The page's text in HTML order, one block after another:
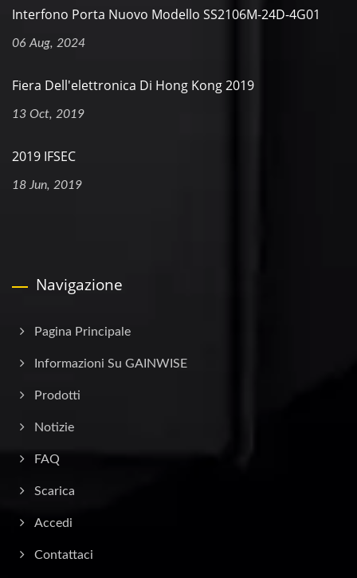
Interfono Porta Nuovo Modello SS2106M-24D-4G01
06 Aug, 2024
Fiera Dell'elettronica Di Hong Kong 2019
13 Oct, 2019
2019 IFSEC
18 Jun, 2019
Navigazione
Pagina Principale
Informazioni Su GAINWISE
Prodotti
Notizie
FAQ
Scarica
Accedi
Contattaci